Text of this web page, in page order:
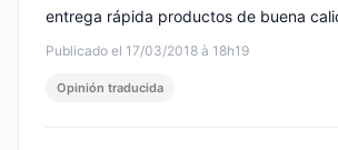
Publicado el 17/03/2018 à 18h19
entrega rápida productos de buena
Opinión traducida